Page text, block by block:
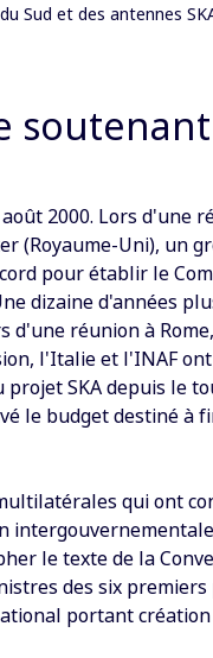
Sud et des antennes
2000. Lors d'une
(Royaume-Uni), un
pour établir le
dizaine d'années
d'une réunion à
l'Italie et l'INAF
SKA depuis le
le budget destiné à
qui ont
le texte de la
des six premiers
portant création